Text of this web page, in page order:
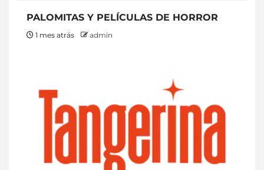
PALOMITAS Y PELÍCULAS DE HORROR
1 mes atrás admin